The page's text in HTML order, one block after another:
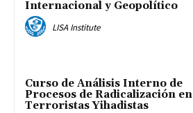
Internacional y Geopolítico
LISA Institute
Curso de Análisis Interno de
Procesos de Radicalización en
Terroristas Yihadistas